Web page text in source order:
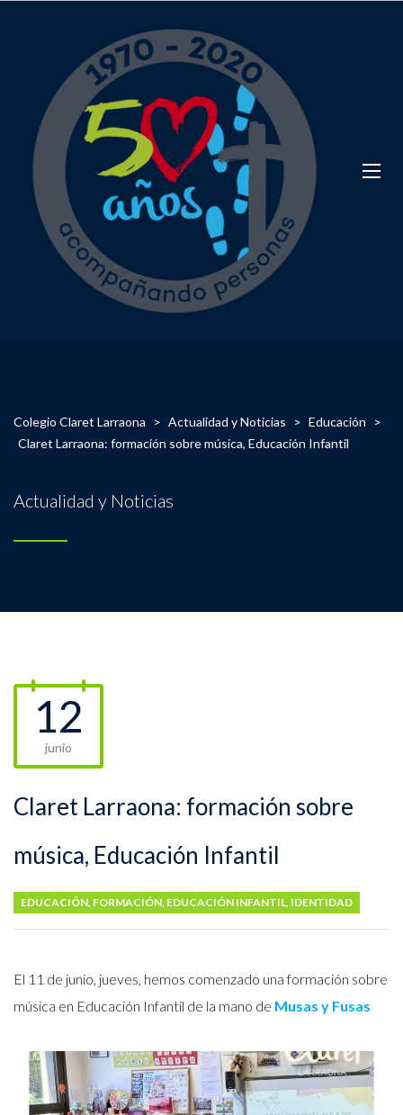
Colegio Claret Larraona > Actualidad y Noticias > Educación
>
Claret Larraona: formación sobre música, Educación Infantil
Actualidad y Noticias
12
junio
Claret Larraona: formación sobre
música, Educación Infantil
EDUCACIÓN, FORMACIÓN, EDUCACIÓN INFANTIL, IDENTIDAD
El 11 de junio, jueves, hemos comenzado una formación sobre
música en Educación Infantil de la mano de Musas y Fusas